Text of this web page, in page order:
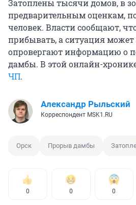
Затоплены тысячи домов, в
предварительным оценкам,
человек. Власти сообщают,
прибывать, а ситуация
опровергают информацию о
дамбы. В этой онлайн-
ЧП.
Александр Рыльский
Корреспондент MSK1.RU
Орск Прорыв дамбы
0 0 0